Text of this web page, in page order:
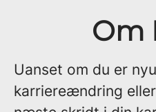
Om
Uanset om du er
karriereændring